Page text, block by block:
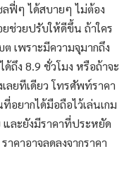
ลฟี่ๆ ได้สบายๆ ไม่ต้อง
ยช่วยปรับให้ดีขึ้น ถ้าใคร
ต เพราะมีความจุมากถึง
ด้ถึง 8.9 ชั่วโมง หรือถ้าจะ
ลยทีเดียว โทรศัพท์ราคา
อยากได้มือถือไว้เล่นเกม
และยังมีราคาที่ประหยัด
คาอาจลดลงจากราคา